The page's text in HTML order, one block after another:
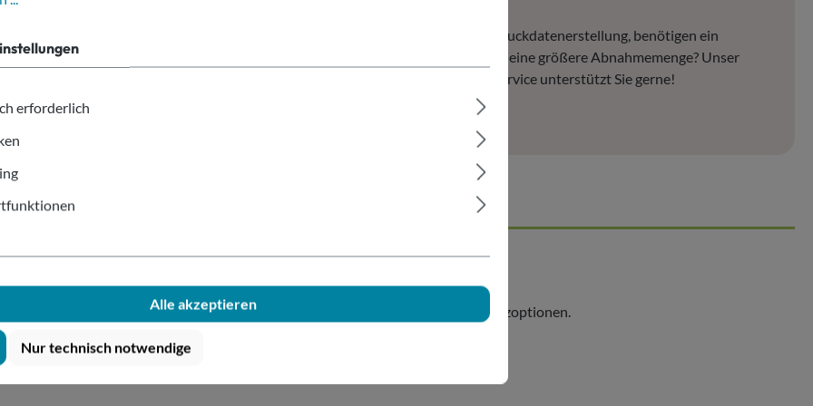
Sie haben Fragen zur Druckdatenerstellung, benötigen ein
formelles Angebot oder eine größere Abnahmemenge? Unser
kompetenter Kundenservice unterstützt Sie gerne!
Digitaldruck 100ml/4oz"
. Die angeführten Preise beinhalten das Produkt inkl. Druck zzgl. wählbarer Zusatzoptionen.
erforderlich
Alle akzeptieren
Nur technisch notwendige